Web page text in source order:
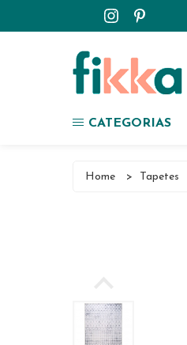
CATEGORIAS
Capa de
NOVIDADES
Capa de
Tapetes
Passadeiras
Colchas
NOVIDADES
Home > Tapetes